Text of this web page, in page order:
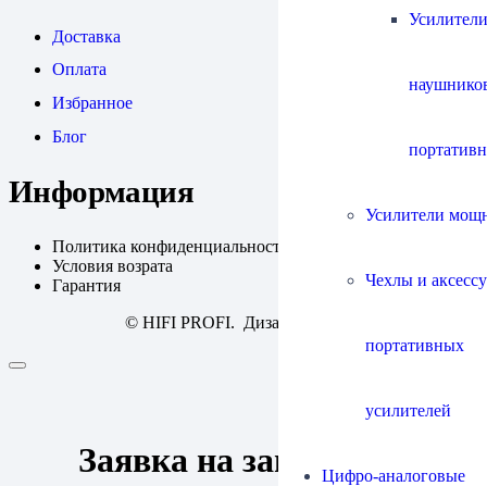
Усилители
Чехлы и
портативных
усилителей
Цифро-аналоговые
Доставка
Оплата
Избранное
Блог
Информация
Политика конфиденциальности
Условия возрата
Гарантия
© HIFI PROFI. Дизайн:
Заявка на запись